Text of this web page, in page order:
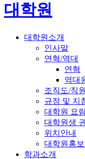
대학원
대학원소개
인사말
연혁/역대
연혁
역대
조직도/직
규정 및 지
대학원 요
대학원생
위치안내
대학원홍
학과소개